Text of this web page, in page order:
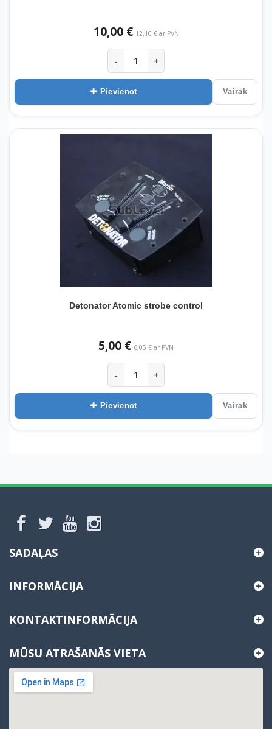
10,00 € 12,10 € ar PVN
- +
Pievienot Vairāk
Detonator Atomic strobe control
5,00 € 6,05 € ar PVN
- +
Pievienot Vairāk
SADAĻAS
INFORMĀCIJA
KONTAKTINFORMĀCIJA
MŪSU ATRAŠANĀS VIETA